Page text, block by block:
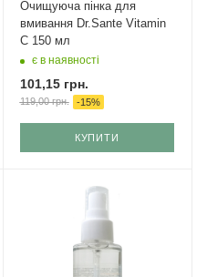
Очищуюча пінка для
вмивання Dr.Santе Vitamin
C 150 мл
є в наявності
101,15грн.
119,00грн. -15%
КУПИТИ